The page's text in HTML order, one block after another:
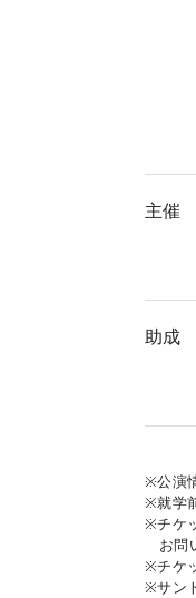
主催
助成
※公演
※就学
※チケ
お問
※チケ
※サン